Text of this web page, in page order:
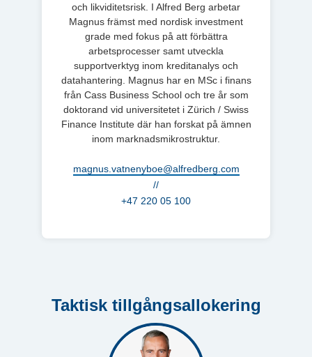
och likviditetsrisk. I Alfred Berg arbetar
Magnus främst med nordisk investment
grade med fokus på att förbättra
arbetsprocesser samt utveckla
supportverktyg inom kreditanalys och
datahantering. Magnus har en MSc i finans
från Cass Business School och tre år som
doktorand vid universitetet i Zürich / Swiss
Finance Institute där han forskat på ämnen
inom marknadsmikrostruktur.
magnus.vatnenyboe@alfredberg.com
//
+47 220 05 100
Taktisk tillgångsallokering